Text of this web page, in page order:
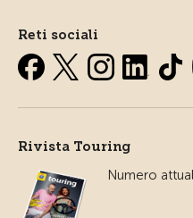
Reti sociali
Rivista Touring
Numero